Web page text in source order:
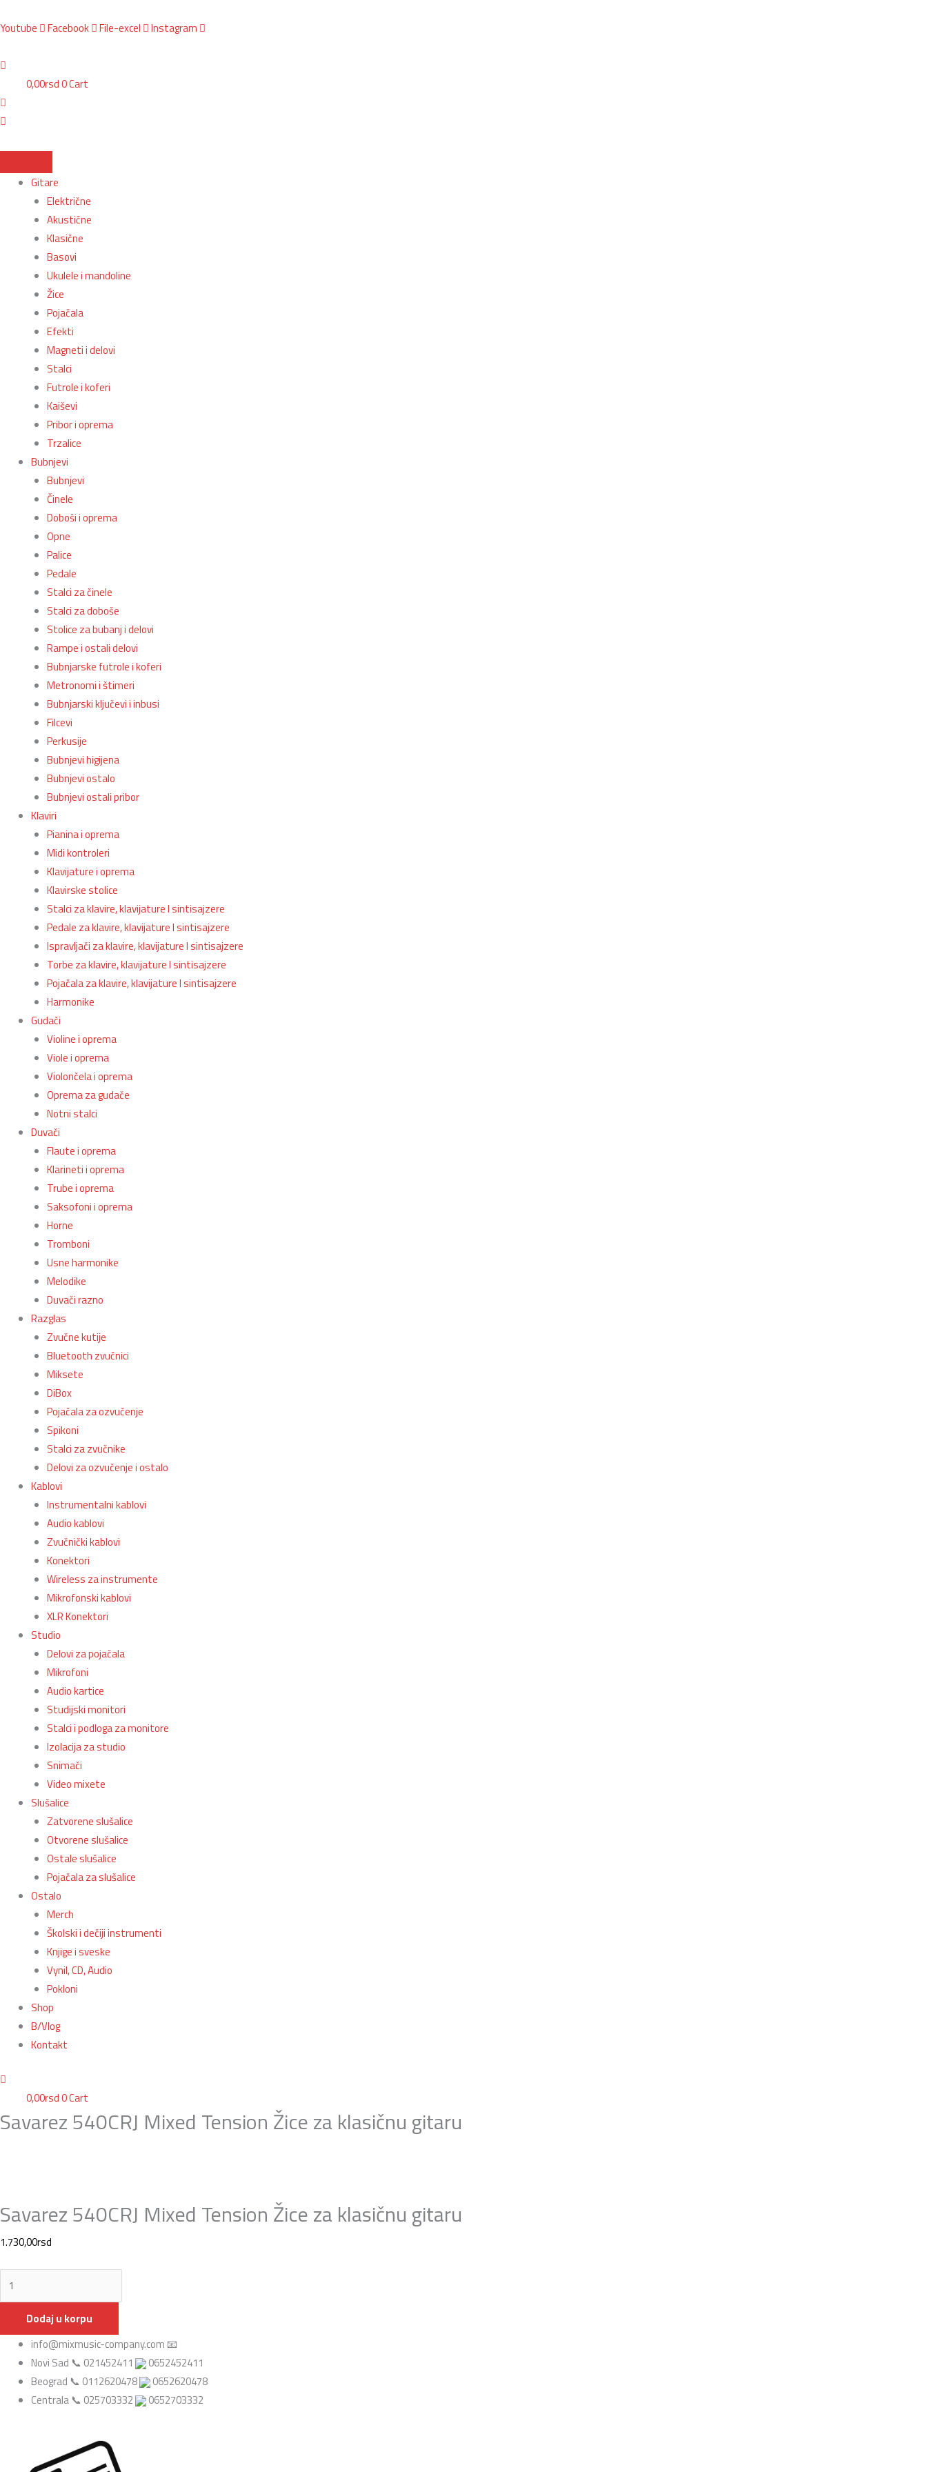
на
Youtube
Facebook File-excel Instagram
0,00rsd0Cart
Gitare
Električne
Akustične
Klasične
Basovi
Ukulele i mandoline
Žice
Pojačala
Efekti
Magneti i delovi
Stalci
Futrole i koferi
Kaiševi
Pribor i oprema
Trzalice
Bubnjevi
Bubnjevi
Činele
Doboši i oprema
Opne
Palice
Pedale
Stalci za činele
Stalci za doboše
Stolice za bubanj i delovi
Rampe i ostali delovi
Bubnjarske futrole i koferi
Metronomi i štimeri
Bubnjarski ključevi i inbusi
Filcevi
Perkusije
Bubnjevi higijena
Bubnjevi ostalo
Bubnjevi ostali pribor
Klaviri
Pianina i oprema
Midi kontroleri
Klavijature i oprema
Klavirske stolice
Stalci za klavire, klavijature I sintisajzere
Pedale za klavire, klavijature I sintisajzere
Ispravljači za klavire, klavijature I sintisajzere
Torbe za klavire, klavijature I sintisajzere
Pojačala za klavire, klavijature I sintisajzere
Harmonike
Gudači
Violine i oprema
Viole i oprema
Violončela i oprema
Oprema za gudače
Notni stalci
Duvači
Flaute i oprema
Klarineti i oprema
Trube i oprema
Saksofoni i oprema
Horne
Tromboni
Usne harmonike
Melodike
Duvači razno
Razglas
Zvučne kutije
Bluetooth zvučnici
Miksete
DiBox
Pojačala za ozvučenje
Spikoni
Stalci za zvučnike
Delovi za ozvučenje i ostalo
Kablovi
Instrumentalni kablovi
Audio kablovi
Zvučnički kablovi
Konektori
Wireless za instrumente
Mikrofonski kablovi
XLR Konektori
Studio
Delovi za pojačala
Mikrofoni
Audio kartice
Studijski monitori
Stalci i podloga za monitore
Izolacija za studio
Snimači
Video mixete
Slušalice
Zatvorene slušalice
Otvorene slušalice
Ostale slušalice
Pojačala za slušalice
Ostalo
Merch
Školski i dečiji instrumenti
Knjige i sveske
Vynil, CD, Audio
Pokloni
Shop
B/Vlog
Kontakt
0,00rsd0Cart
Savarez 540CRJ Mixed Tension Žice za klasičnu gitaru
Savarez 540CRJ Mixed Tension Žice za klasičnu gitaru
1.730,00rsd
540CRJ
Tension
za
klasičnu
Dodaj u korpu
info@mixmusic-company.com 📧
Novi Sad 📞 021452411
0652452411
Beograd 📞 0112620478
0652620478
Centrala 📞 025703332
0652703332
...